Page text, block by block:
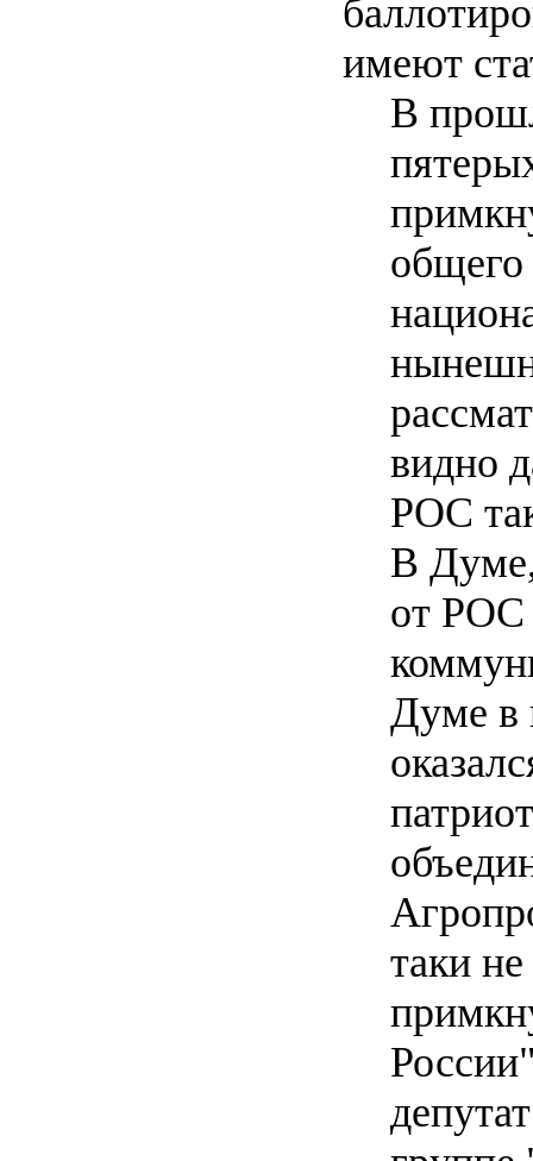
имеют
В
видно
РОС
В Думе,
от РОС
Думе в
таки